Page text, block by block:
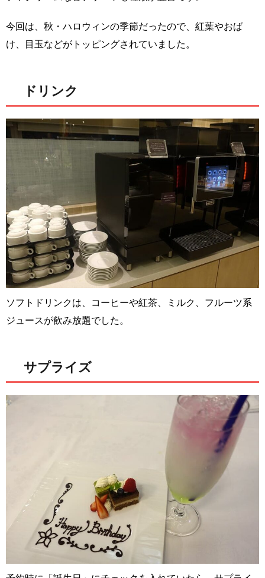
今回は、秋・ハロウィンの季節だったので、紅葉やおば
け、目玉などがトッピングされていました。
ドリンク
ソフトドリンクは、コーヒーや紅茶、ミルク、フルーツ系
ジュースが飲み放題でした。
サプライズ